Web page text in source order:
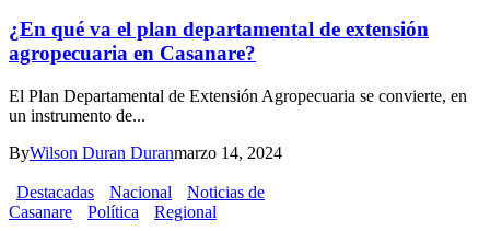
¿En qué va el plan departamental de extensión
agropecuaria en Casanare?
El Plan Departamental de Extensión Agropecuaria se convierte, en
un instrumento de...
ByWilson Duran Duranmarzo 14, 2024
Destacadas Nacional
Noticias de
Casanare
Política Regional